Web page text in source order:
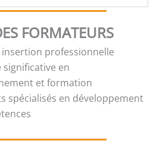
FORMATEURS
insertion professionnelle
significative en
et formation
spécialisés en développement